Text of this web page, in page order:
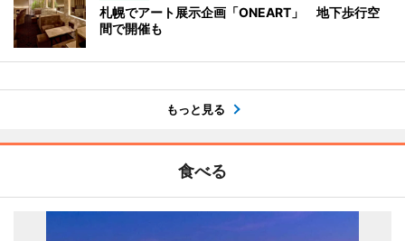
札幌でアート展示企画「ONEART」 地下歩行空
間で開催も
もっと見る
食べる